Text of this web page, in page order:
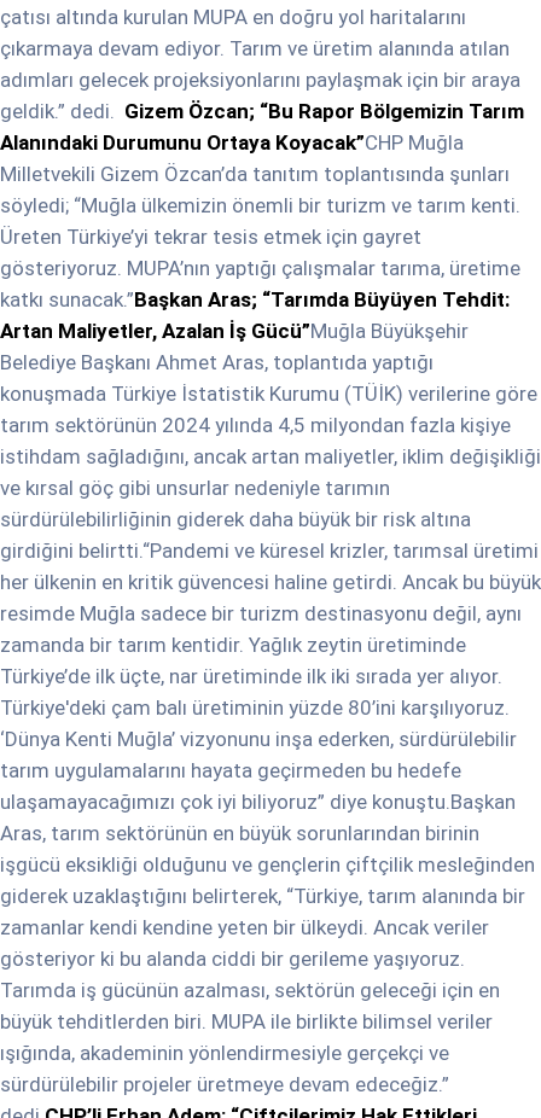
çatısı altında kurulan MUPA en doğru yol haritalarını
çıkarmaya devam ediyor. Tarım ve üretim alanında atılan
adımları gelecek projeksiyonlarını paylaşmak için bir araya
geldik.” dedi. Gizem Özcan; “Bu Rapor Bölgemizin Tarım
Alanındaki Durumunu Ortaya Koyacak”CHP Muğla
Milletvekili Gizem Özcan’da tanıtım toplantısında şunları
söyledi; “Muğla ülkemizin önemli bir turizm ve tarım kenti.
Üreten Türkiye’yi tekrar tesis etmek için gayret
gösteriyoruz. MUPA’nın yaptığı çalışmalar tarıma, üretime
katkı sunacak.”Başkan Aras; “Tarımda Büyüyen Tehdit:
Artan Maliyetler, Azalan İş Gücü”Muğla Büyükşehir
Belediye Başkanı Ahmet Aras, toplantıda yaptığı
konuşmada Türkiye İstatistik Kurumu (TÜİK) verilerine göre
tarım sektörünün 2024 yılında 4,5 milyondan fazla kişiye
istihdam sağladığını, ancak artan maliyetler, iklim değişikliği
ve kırsal göç gibi unsurlar nedeniyle tarımın
sürdürülebilirliğinin giderek daha büyük bir risk altına
girdiğini belirtti.“Pandemi ve küresel krizler, tarımsal üretimi
her ülkenin en kritik güvencesi haline getirdi. Ancak bu büyük
resimde Muğla sadece bir turizm destinasyonu değil, aynı
zamanda bir tarım kentidir. Yağlık zeytin üretiminde
Türkiye’de ilk üçte, nar üretiminde ilk iki sırada yer alıyor.
Türkiye'deki çam balı üretiminin yüzde 80’ini karşılıyoruz.
‘Dünya Kenti Muğla’ vizyonunu inşa ederken, sürdürülebilir
tarım uygulamalarını hayata geçirmeden bu hedefe
ulaşamayacağımızı çok iyi biliyoruz” diye konuştu.Başkan
Aras, tarım sektörünün en büyük sorunlarından birinin
işgücü eksikliği olduğunu ve gençlerin çiftçilik mesleğinden
giderek uzaklaştığını belirterek, “Türkiye, tarım alanında bir
zamanlar kendi kendine yeten bir ülkeydi. Ancak veriler
gösteriyor ki bu alanda ciddi bir gerileme yaşıyoruz.
Tarımda iş gücünün azalması, sektörün geleceği için en
büyük tehditlerden biri. MUPA ile birlikte bilimsel veriler
ışığında, akademinin yönlendirmesiyle gerçekçi ve
sürdürülebilir projeler üretmeye devam edeceğiz.”